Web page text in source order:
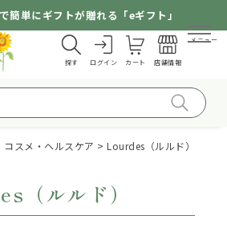
簡単にギフトが贈れる「eギフト」
探す ログイン カート 店舗情報
メニュー
コスメ・ヘルスケア Lourdes（ルルド）
（ルルド）